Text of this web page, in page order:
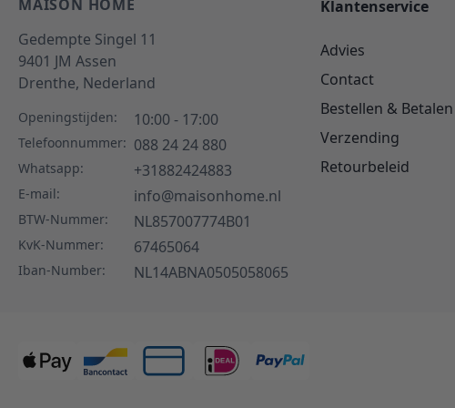
MAISON HOME
Gedempte Singel 11
9401 JM Assen
Drenthe, Nederland
Openingstijden: 10:00 - 17:00
Telefoonnummer: 088 24 24 880
Whatsapp: +31882424883
E-mail: info@maisonhome.nl
BTW-Nummer: NL857007774B01
KvK-Nummer: 67465064
Iban-Number: NL14ABNA0505058065
Klantenservice
Advies
Contact
Bestellen & Betalen
Verzending
Retourbeleid